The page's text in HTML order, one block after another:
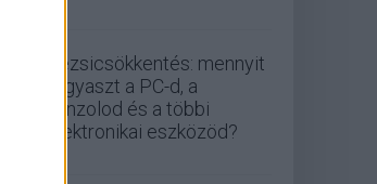
Rezsicsökkentés: mennyit
fogyaszt a PC-d, a
konzolod és a többi
elektronikai eszközöd?